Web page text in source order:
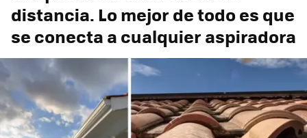
distancia. Lo mejor de todo es que
se conecta a cualquier aspiradora